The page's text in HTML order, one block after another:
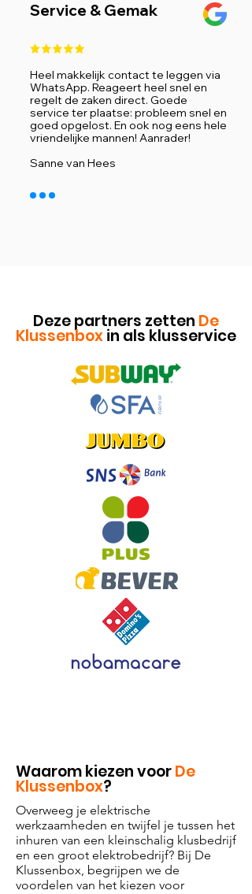
Service & Gemak
Heel makkelijk contact te leggen via
WhatsApp. Reageert heel snel en
regelt de zaken direct. Goede
service ter plaatse: probleem snel en
goed opgelost. En ook nog eens hele
vriendelijke mannen! Aanrader!
Sanne van Hees
Deze partners zetten De
Klussenboxin als klusservice
Waarom kiezen voorDe
Klussenbox?
Overweeg je elektrische
werkzaamheden en twijfel je tussen het
inhuren van een kleinschalig klusbedrijf
en een groot elektrobedrijf? Bij De
Klussenbox, begrijpen we de
voordelen van het kiezen voor